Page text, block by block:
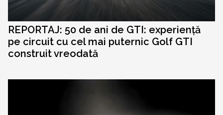
REPORTAJ: 50 de ani de GTI: experiență
pe circuit cu cel mai puternic Golf GTI
construit vreodată